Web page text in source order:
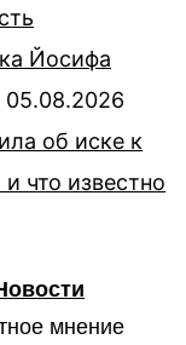
Йосифа
05.08.2026
об иске к
что известно
мнение